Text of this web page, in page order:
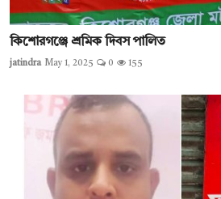
কিশোরগঞ্জে শ্রমিক দিবস পালিত
jatindra May 1, 2025 0 155